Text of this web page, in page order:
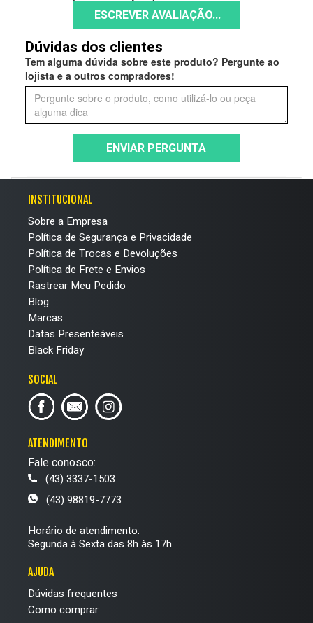
ESCREVER AVALIAÇÃO...
Dúvidas dos clientes
Tem alguma dúvida sobre este produto? Pergunte ao
lojista e a outros compradores!
ENVIAR PERGUNTA
INSTITUCIONAL
Sobre a Empresa
Política de Segurança e Privacidade
Política de Trocas e Devoluções
Política de Frete e Envios
Rastrear Meu Pedido
Blog
Marcas
Datas Presenteáveis
Black Friday
SOCIAL
ATENDIMENTO
Fale conosco:
(43) 3337-1503
(43) 98819-7773
Horário de atendimento:
Segunda à Sexta das 8h às 17h
AJUDA
Dúvidas frequentes
Como comprar